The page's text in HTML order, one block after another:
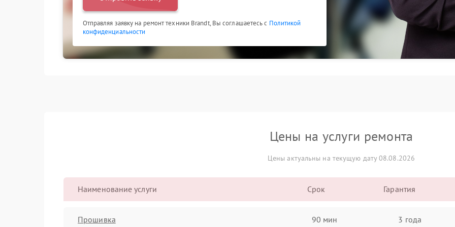
Отправляя заявку на ремонт техники Brandt, Вы соглашаетесь с Политикой
конфиденциальности
Цены на услуги ремонта
Цены актуальны на текущую дату 08.08.2026
Наименование услуги Срок Гарантия
Прошивка 90 мин 3 года